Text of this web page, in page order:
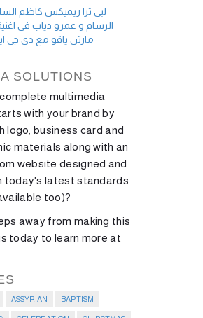
لبي ترا ريميكس كاظم
الرسام و عمرو دياب في
مارتن ياقو مع دي جي
SOLUTIONS
multimedia
with your brand by
logo, business card and
materials along with an
website designed and
today's latest standards
too)?
away from making this
today to learn more at
ASSYRIAN BAPTISM